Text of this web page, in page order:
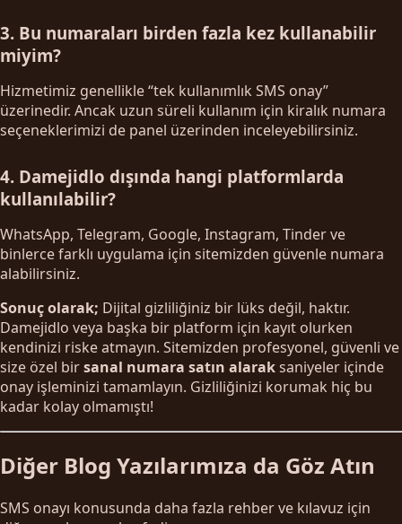
3. Bu numaraları birden fazla kez kullanabilir
miyim?
Hizmetimiz genellikle “tek kullanımlık SMS onay”
üzerinedir. Ancak uzun süreli kullanım için kiralık numara
seçeneklerimizi de panel üzerinden inceleyebilirsiniz.
4. Damejidlo dışında hangi platformlarda
kullanılabilir?
WhatsApp, Telegram, Google, Instagram, Tinder ve
binlerce farklı uygulama için sitemizden güvenle numara
alabilirsiniz.
Sonuç olarak; Dijital gizliliğiniz bir lüks değil, haktır.
Damejidlo veya başka bir platform için kayıt olurken
kendinizi riske atmayın. Sitemizden profesyonel, güvenli ve
size özel birsanal numara satın alaraksaniyeler içinde
onay işleminizi tamamlayın. Gizliliğinizi korumak hiç bu
kadar kolay olmamıştı!
Diğer Blog Yazılarımıza da Göz Atın
SMS onayı konusunda daha fazla rehber ve kılavuz için